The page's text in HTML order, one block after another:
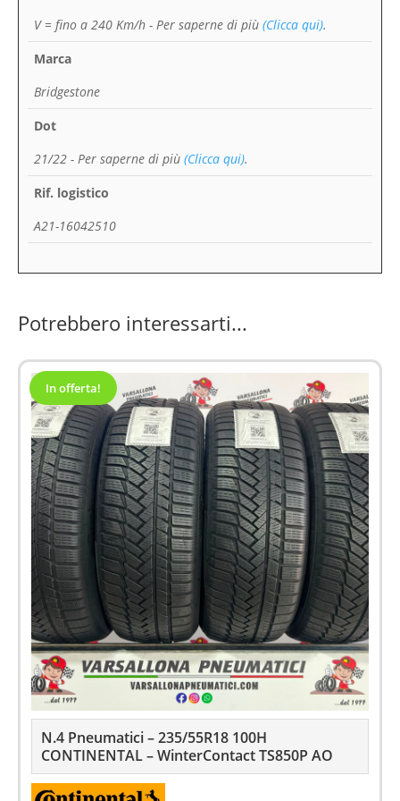
V = fino a 240 Km/h - Per saperne di più (Clicca qui).
Marca
Bridgestone
Dot
21/22 - Per saperne di più (Clicca qui).
Rif. logistico
A21-16042510
Potrebbero interessarti...
In offerta!
N.4 Pneumatici – 235/55R18 100H
CONTINENTAL – WinterContact TS850P AO